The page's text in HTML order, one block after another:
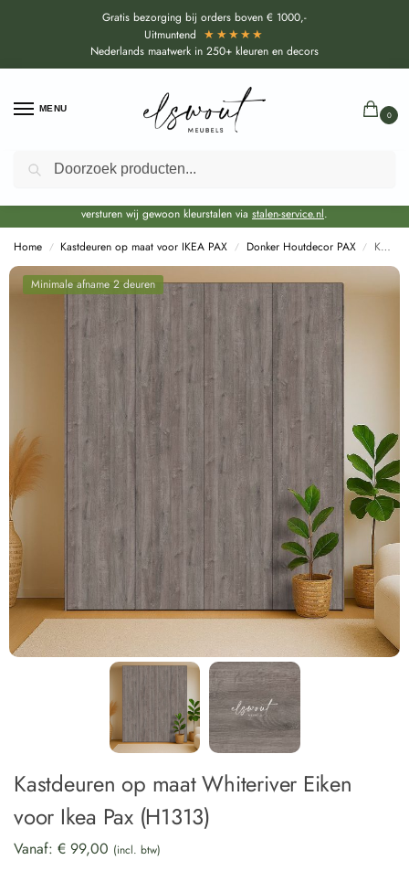
Gratis bezorging bij orders boven € 1000,-
Uitmuntend ★★★★★
Nederlands maatwerk in 250+ kleuren en decors
MENU
0
Door de bouwvakperiode geldt voor alle collecties momenteel een EXTRA
levertijd van circa 3-4 weken bovenop de reguliere levertijd.
versturen wij gewoon kleurstalen via stalen-service.nl.
Home / Kastdeuren op maat voor IKEA PAX / Donker Houtdecor PAX / Kastdeuren op maat Whiteriver Eiken voor Ikea Pax (H1313)
Minimale afname 2 deuren
Kastdeuren op maat Whiteriver Eiken
voor Ikea Pax (H1313)
Vanaf: € 99,00 (incl. btw)